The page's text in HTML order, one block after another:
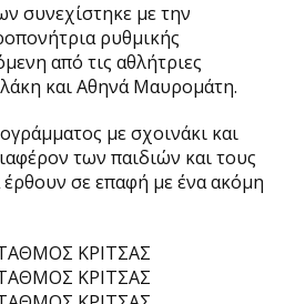
συνεχίστηκε με την
ρυθμικής
από τις αθλήτριες
και Αθηνά Μαυρομάτη.
με σχοινάκι και
των παιδιών και τους
σε επαφή με ένα ακόμη